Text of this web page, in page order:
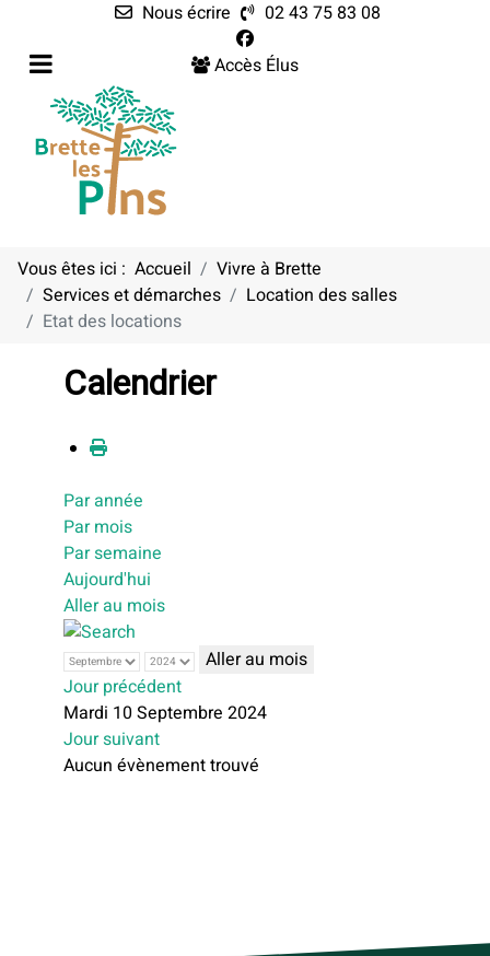
Nous écrire
02 43 75 83 08
Accès Élus
Vous êtes ici : Accueil
Vivre à Brette
Services et démarches
Location des salles
Etat des locations
Calendrier
Par année
Par mois
Par semaine
Aujourd'hui
Aller au mois
Aller au mois
Jour précédent
Mardi 10 Septembre 2024
Jour suivant
Aucun évènement trouvé